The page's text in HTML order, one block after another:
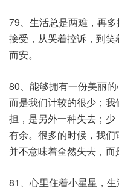
79、生活总是两难，再
接受，从哭着控诉，到
而安。
80、能够拥有一份美丽
而是我们计较的很少；
担，是另外一种失去；
有余。很多的时候，我
并不意味着全然失去，而
81、心里住着小星星，